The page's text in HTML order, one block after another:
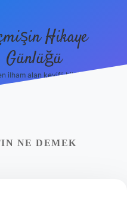
Hikaye
Günlüğü
ilham alan keyifli bilgiler!
NE DEMEK